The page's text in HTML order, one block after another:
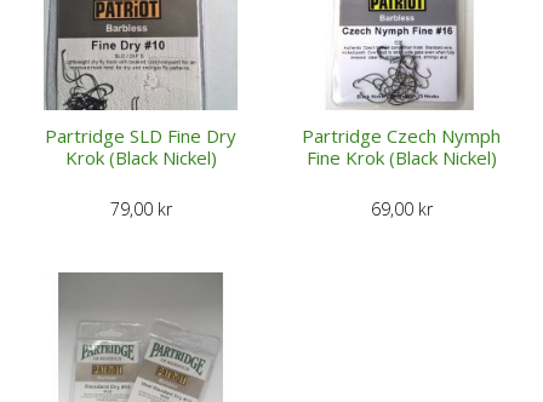
Partridge SLD Fine Dry
Krok (Black Nickel)
79,00 kr
Partridge Czech Nymph
Fine Krok (Black Nickel)
69,00 kr